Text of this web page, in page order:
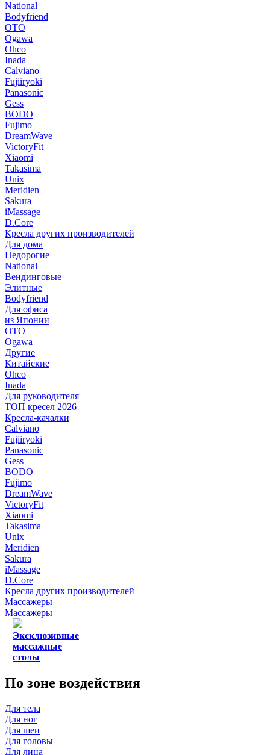
National
Bodyfriend
OTO
Ogawa
Ohco
Inada
Calviano
Fujiiryoki
Panasonic
Gess
BODO
Fujimo
DreamWave
VictoryFit
Xiaomi
Takasima
Unix
Meridien
Sakura
iMassage
D.Core
Кресла других производителей
Для дома
Недорогие
National
Вендинговые
Элитные
Bodyfriend
Для офиса
из Японии
OTO
Ogawa
Другие
Китайские
Ohco
Inada
Для руководителя
ТОП кресел 2026
Кресла-качалки
Calviano
Fujiiryoki
Panasonic
Gess
BODO
Fujimo
DreamWave
VictoryFit
Xiaomi
Takasima
Unix
Meridien
Sakura
iMassage
D.Core
Кресла других производителей
Массажеры
Массажеры
Эксклюзивные
массажные
столы
По зоне воздействия
Для тела
Для ног
Для шеи
Для головы
Для лица